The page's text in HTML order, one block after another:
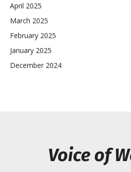
April 2025
March 2025
February 2025
January 2025
December 2024
Voice of